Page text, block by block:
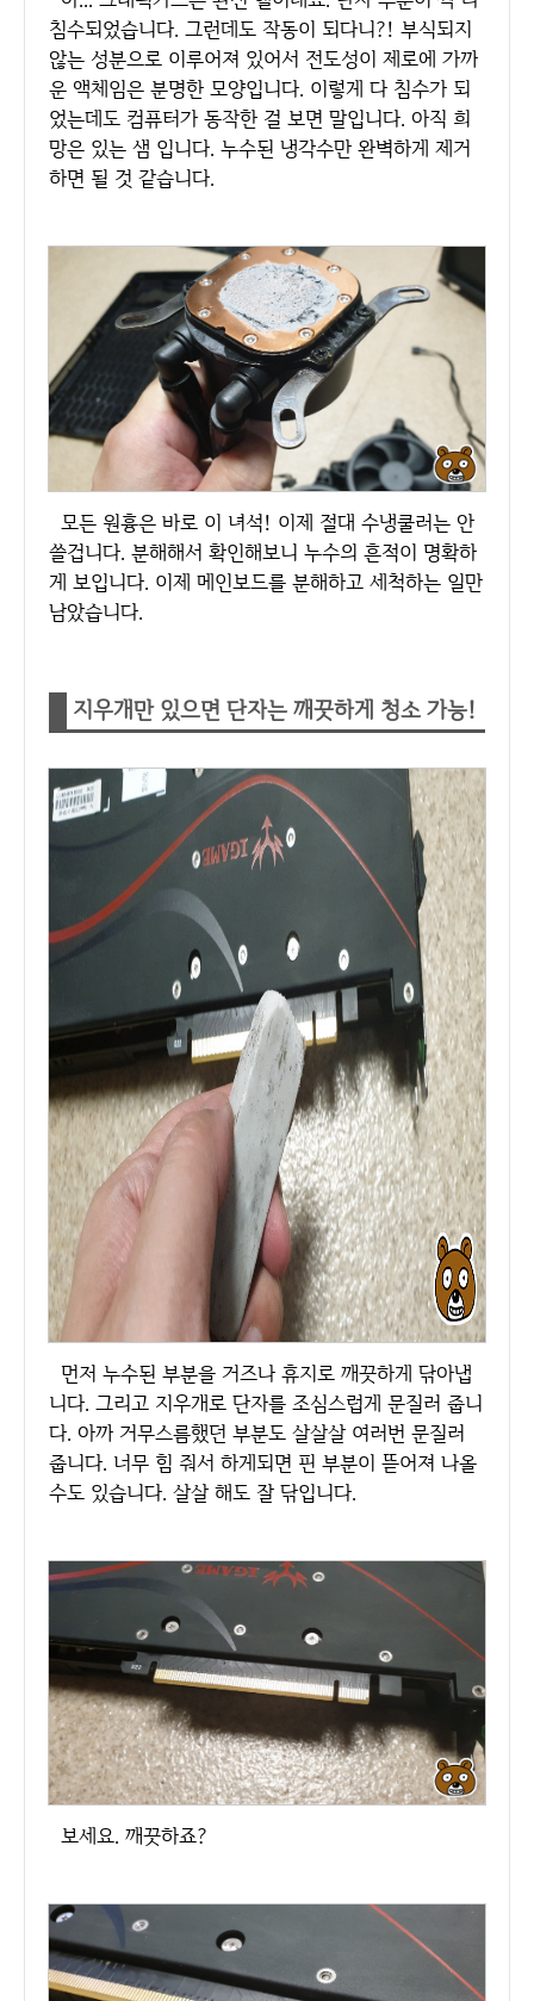
침수되었습니다. 그런데도 작동이 되다니?! 부식되지
않는 성분으로 이루어져 있어서 전도성이 제로에 가까
운 액체임은 분명한 모양입니다. 이렇게 다 침수가 되
었는데도 컴퓨터가 동작한 걸 보면 말입니다. 아직 희
망은 있는 샘 입니다. 누수된 냉각수만 완벽하게 제거
하면 될 것 같습니다.
모든 원흉은 바로 이 녀석! 이제 절대 수냉쿨러는 안
쓸겁니다. 분해해서 확인해보니 누수의 흔적이 명확하
게 보입니다. 이제 메인보드를 분해하고 세척하는 일만
남았습니다.
지우개만 있으면 단자는 깨끗하게 청소 가능!
먼저 누수된 부분을 거즈나 휴지로 깨끗하게 닦아냅
니다. 그리고 지우개로 단자를 조심스럽게 문질러 줍니
다. 아까 거무스름했던 부분도 살살살 여러번 문질러
줍니다. 너무 힘 줘서 하게되면 핀 부분이 뜯어져 나올
수도 있습니다. 살살 해도 잘 닦입니다.
보세요. 깨끗하죠?